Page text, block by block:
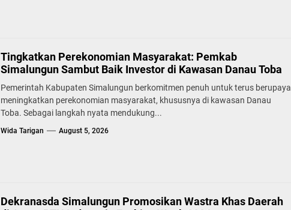
Tingkatkan Perekonomian Masyarakat: Pemkab
Simalungun Sambut Baik Investor di Kawasan Danau Toba
Pemerintah Kabupaten Simalungun berkomitmen penuh untuk terus berupaya
meningkatkan perekonomian masyarakat, khususnya di kawasan Danau
Toba. Sebagai langkah nyata mendukung...
Wida Tarigan August 5, 2026
Dekranasda Simalungun Promosikan Wastra Khas Daerah